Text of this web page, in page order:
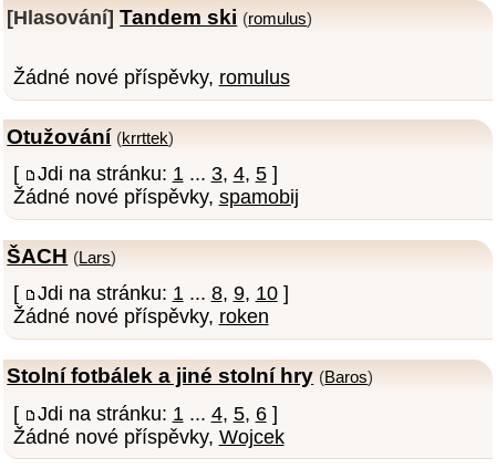
[Hlasování] Tandem ski (romulus)
Žádné nové příspěvky, romulus
Otužování (krrttek)
[ Jdi na stránku: 1... 3, 4, 5]
Žádné nové příspěvky, spamobij
ŠACH (Lars)
[ Jdi na stránku: 1... 8, 9, 10]
Žádné nové příspěvky, roken
Stolní fotbálek a jiné stolní hry (Baros)
[ Jdi na stránku: 1 ... 4, 5, 6]
Žádné nové příspěvky, Wojcek